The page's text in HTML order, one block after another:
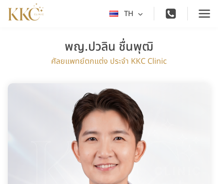
Skip
TH Toggle
พญ.ปวลิน ชื่นพุฒิ
ศัลยแพทย์ตกแต่ง ประจำ KKC Clinic